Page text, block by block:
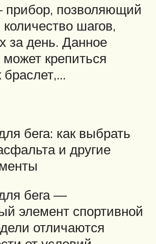
позволяющий
шагов,
за день. Данное
может крепиться
браслет,…
бега: как выбрать
и другие
бега —
элемент спортивной
отличаются